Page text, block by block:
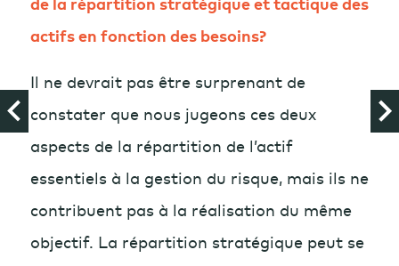
actifs en fonction des besoins?
Il ne devrait pas être surprenant de
constater que nous jugeons ces deux
aspects de la répartition de l’actif
essentiels à la gestion du risque, mais ils ne
contribuent pas à la réalisation du même
objectif. La répartition stratégique peut se